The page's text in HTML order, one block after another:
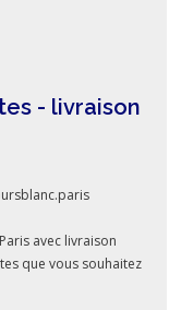
- livraison
avec livraison
que vous souhaitez